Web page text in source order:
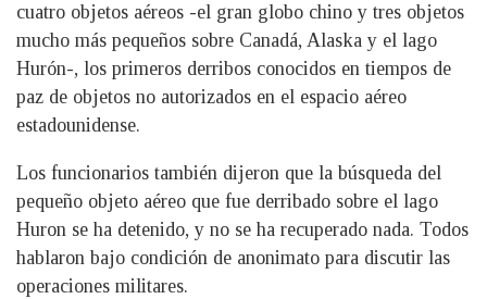
cuatro objetos aéreos -el gran globo chino y tres objetos
mucho más pequeños sobre Canadá, Alaska y el lago
Hurón-, los primeros derribos conocidos en tiempos de
paz de objetos no autorizados en el espacio aéreo
estadounidense.
Los funcionarios también dijeron que la búsqueda del
pequeño objeto aéreo que fue derribado sobre el lago
Huron se ha detenido, y no se ha recuperado nada. Todos
hablaron bajo condición de anonimato para discutir las
operaciones militares.